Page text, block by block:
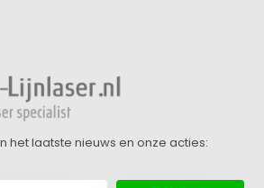
het laatste nieuws en onze acties: